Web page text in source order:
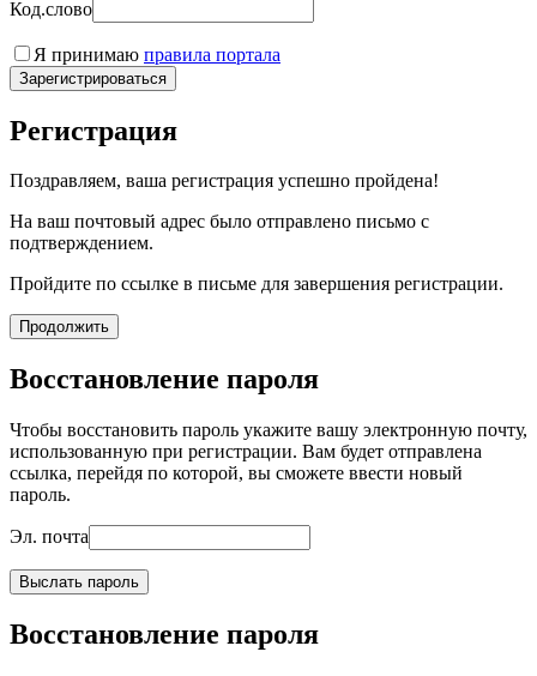
Код.слово
Я принимаю правила портала
Зарегистрироваться
Регистрация
Поздравляем, ваша регистрация успешно пройдена!
На ваш почтовый адрес было отправлено письмо с
подтверждением.
Пройдите по ссылке в письме для завершения регистрации.
Продолжить
Восстановление пароля
Чтобы восстановить пароль укажите вашу электронную почту,
использованную при регистрации. Вам будет отправлена
ссылка, перейдя по которой, вы сможете ввести новый
пароль.
Эл. почта
Выслать пароль
Восстановление пароля